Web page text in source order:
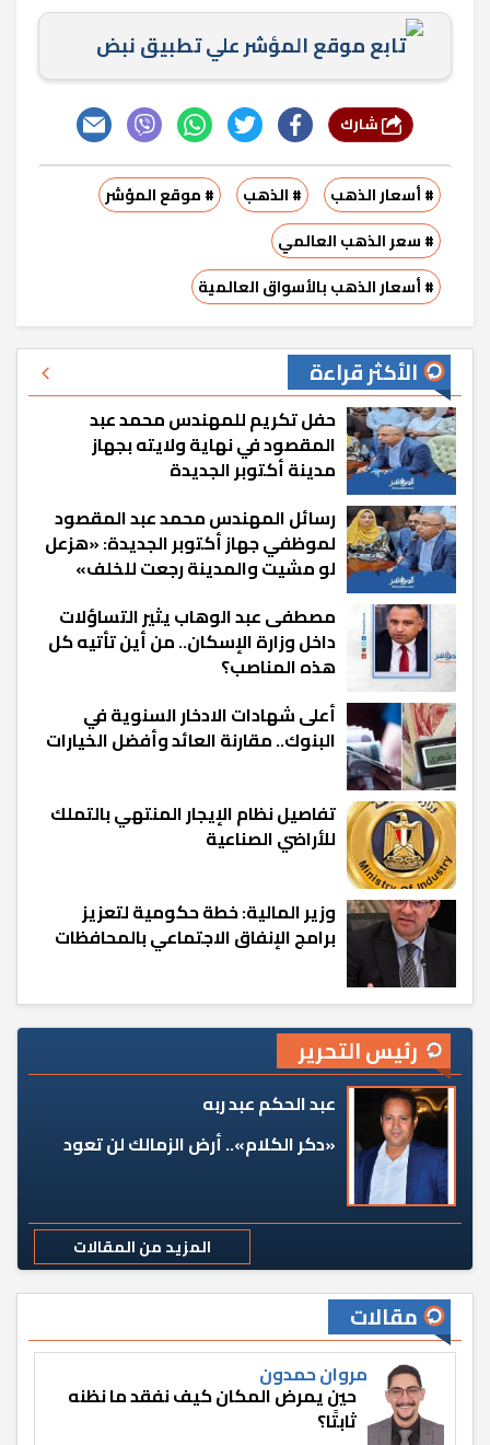
تابع موقع المؤشر علي تطبيق نبض
# أسعار الذهب # الذهب
# موقع المؤشر
# سعر الذهب العالمي
# أسعار الذهب بالأسواق العالمية
الأكثر قراءة
حفل تكريم للمهندس محمد عبد
المقصود في نهاية ولايته بجهاز
مدينة أكتوبر الجديدة
رسائل المهندس محمد عبد المقصود
لموظفي جهاز أكتوبر الجديدة: «هزعل
لو مشيت والمدينة رجعت للخلف»
مصطفى عبد الوهاب يثير التساؤلات
داخل وزارة الإسكان.. من أين تأتيه كل
هذه المناصب؟
أعلى شهادات الادخار السنوية في
البنوك.. مقارنة العائد وأفضل الخيارات
تفاصيل نظام الإيجار المنتهي بالتملك
للأراضي الصناعية
وزير المالية: خطة حكومية لتعزيز
برامج الإنفاق الاجتماعي بالمحافظات
رئيس التحرير
عبد الحكم عبد ربه
«دكر الكلام».. أرض الزمالك لن تعود
المزيد من المقالات
مقالات
مروان حمدون
حين يمرض المكان كيف نفقد ما نظنه
ثابتًا؟